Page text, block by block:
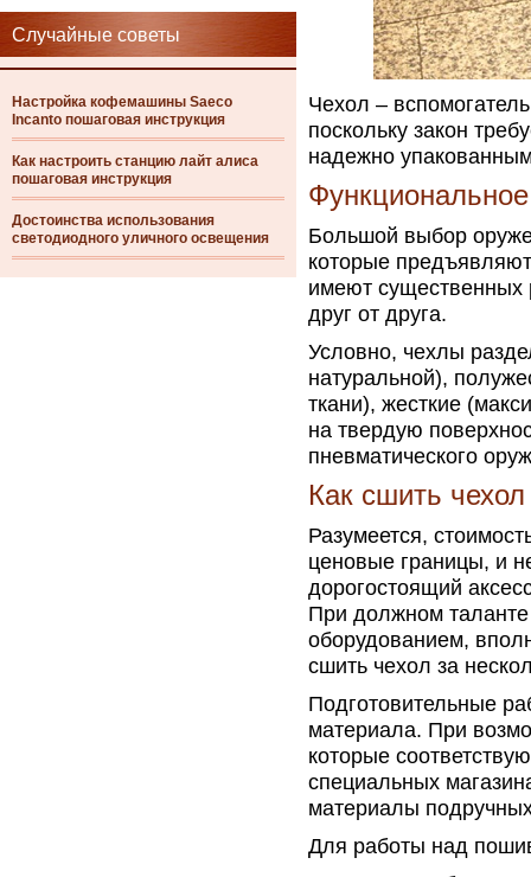
Случайные советы
Настройка кофемашины Saeco
Incanto пошаговая инструкция
Как настроить станцию лайт алиса
пошаговая инструкция
Достоинства использования
светодиодного уличного освещения
Чехол –
поскольку закон
надежно
Большой выбор
которые
имеют существенных
друг от друга.
Условно, чехлы
натуральной),
ткани), жесткие
на твердую
пневматического
Как сшить
Разумеется,
ценовые границы, и
дорогостоящий
При должном
оборудованием,
сшить чехол за
Подготовительные
материала. При
которые
специальных
материалы
Для работы над